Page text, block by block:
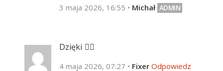
3 maja 2026, 16:55 • Michał
Dzięki 👍🏻
4 maja 2026, 07:27 • Fixer Odpowiedz